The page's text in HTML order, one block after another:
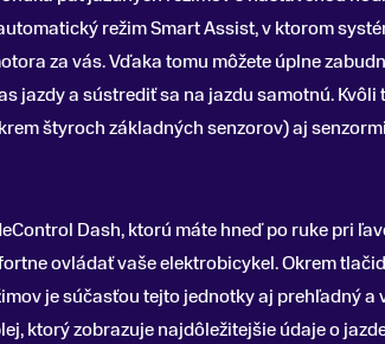
režim Smart Assist, v ktorom
za vás. Vďaka tomu môžete úplne
jazdy a sústrediť sa na jazdu samotnú.
štyroch základných senzorov) aj
Dash, ktorú máte hneď po ruke pri
ovládať vaše elektrobicykel. Okrem
je súčasťou tejto jednotky aj prehľadný a
ktorý zobrazuje najdôležitejšie údaje o